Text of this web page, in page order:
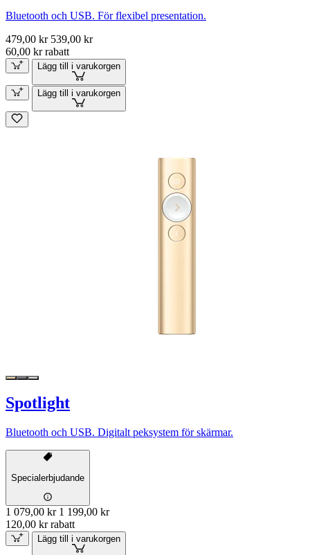
Bluetooth och USB. För flexibel presentation.
479,00 kr 539,00 kr
60,00 kr rabatt
Lägg till i varukorgen
Lägg till i varukorgen
Spotlight
Bluetooth och USB. Digitalt peksystem för skärmar.
Specialerbjudande
1 079,00 kr 1 199,00 kr
120,00 kr rabatt
Lägg till i varukorgen